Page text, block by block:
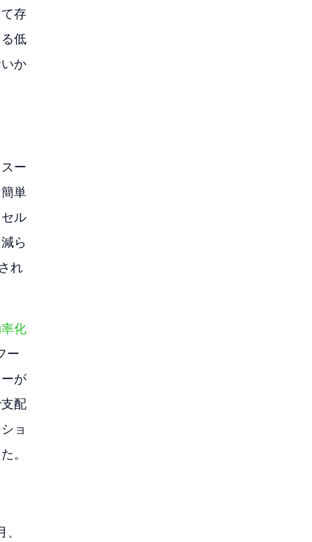
存
低
か
ー
単
ル
ら
れ
化
ー
が
配
ョ
。